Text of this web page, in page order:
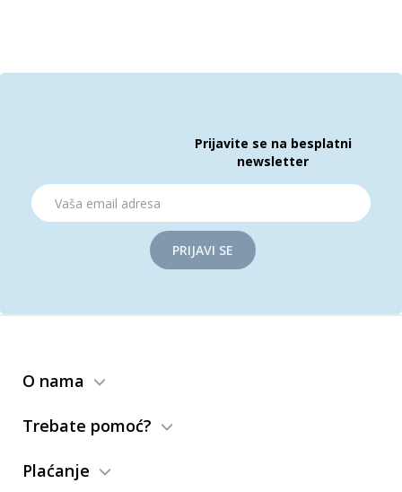
Prijavite se na besplatni
newsletter
PRIJAVI SE
O nama
Trebate pomoć?
Plaćanje